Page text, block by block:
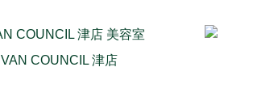
VAN COUNCIL 津店